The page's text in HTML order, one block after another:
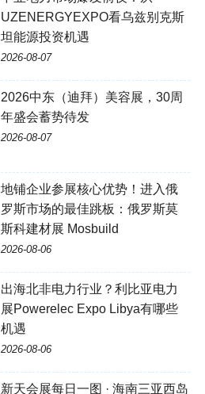
UZENERGYEXPO看乌兹别克斯
坦能源投资机遇
2026-08-07
2026中东（迪拜）美容展，30周
年盛会蓄势待发
2026-08-07
地铺企业参展核心优势！进入俄
罗斯市场的最佳跳板：俄罗斯莫
斯科建材展 Mosbuild
2026-08-06
出海北非电力行业？利比亚电力
展Powerelec Expo Libya有哪些
机遇
2026-08-06
新天会展每日一图 · 海南三亚西岛